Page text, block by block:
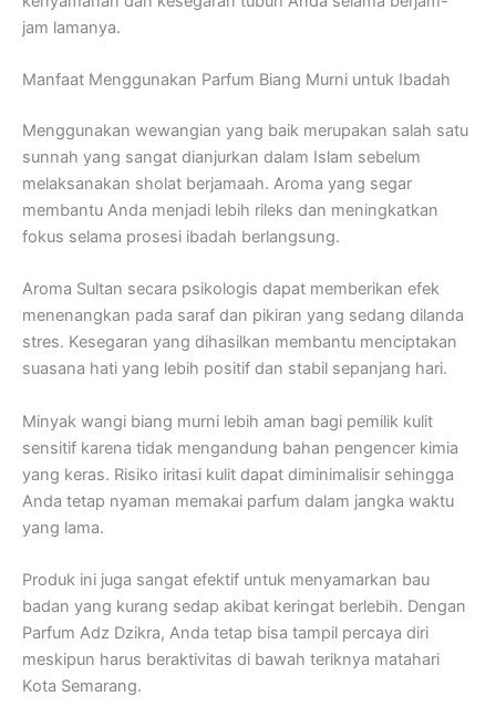
jam lamanya.
Manfaat Menggunakan Parfum Biang Murni untuk Ibadah
Menggunakan wewangian yang baik merupakan salah satu
sunnah yang sangat dianjurkan dalam Islam sebelum
melaksanakan sholat berjamaah. Aroma yang segar
membantu Anda menjadi lebih rileks dan meningkatkan
fokus selama prosesi ibadah berlangsung.
Aroma Sultan secara psikologis dapat memberikan efek
menenangkan pada saraf dan pikiran yang sedang dilanda
stres. Kesegaran yang dihasilkan membantu menciptakan
suasana hati yang lebih positif dan stabil sepanjang hari.
Minyak wangi biang murni lebih aman bagi pemilik kulit
sensitif karena tidak mengandung bahan pengencer kimia
yang keras. Risiko iritasi kulit dapat diminimalisir sehingga
Anda tetap nyaman memakai parfum dalam jangka waktu
yang lama.
Produk ini juga sangat efektif untuk menyamarkan bau
badan yang kurang sedap akibat keringat berlebih. Dengan
Parfum Adz Dzikra, Anda tetap bisa tampil percaya diri
meskipun harus beraktivitas di bawah teriknya matahari
Kota Semarang.